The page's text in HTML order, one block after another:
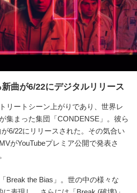
曲が6/22にデジタルリリース
リートシーン上がりであり、世界レ
集まった集団「CONDENSE」。彼ら
6/22にリリースされた。その気合い
がYouTubeプレミア公開で発表さ
Break the Bias」。世の中の様々な